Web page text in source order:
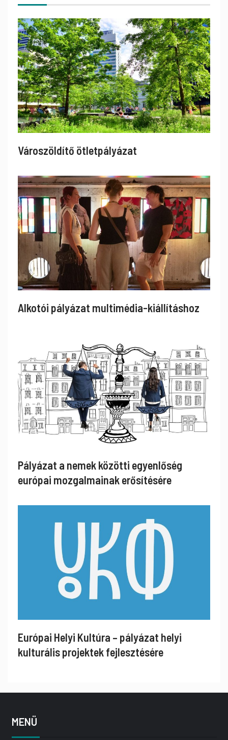
Városzöldítő ötletpályázat
Alkotói pályázat multimédia-kiállításhoz
Pályázat a nemek közötti egyenlőség
európai mozgalmainak erősítésére
Európai Helyi Kultúra – pályázat helyi
kulturális projektek fejlesztésére
MENÜ